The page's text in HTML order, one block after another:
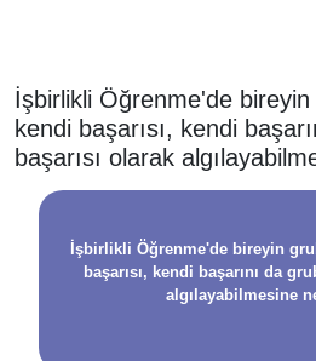
İşbirlikli Öğrenme'de bireyin
kendi başarısı, kendi
başarısı olarak
İşbirlikli Öğrenme'de bireyin
başarısı, kendi başarını da
algılayabilmesine